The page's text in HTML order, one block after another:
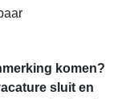
komen?
sluit en